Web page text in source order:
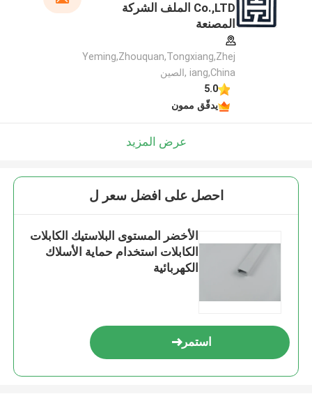
Co.,LTD الملف الشركة
المصنعة
Yeming,Zhouquan,Tongxiang,Zhej
iang,China ,الصين
5.0
يدقّق ممون
عرض المزيد
احصل على افضل سعر ل
الأخضر المستوى البلاستيك الكابلات
الكابلات استخدام حماية الأسلاك
الكهربائية
استمر